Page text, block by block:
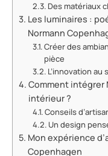
Des matériaux
Les luminaires :
Normann
Créer des
pièce
L’innovation
Comment intégrer
intérieur ?
Conseils
Un design
Mon expérience
Copenhagen